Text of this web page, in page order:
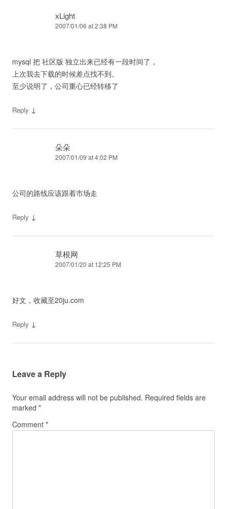
xLight
2007/01/06 at 2:38 PM
mysql 把 社区版 独立出来已经有一段时间了，
上次我去下载的时候差点找不到。
至少说明了，公司重心已经转移了
Reply ↓
朵朵
2007/01/09 at 4:02 PM
公司的路线应该跟着市场走
Reply ↓
草根网
2007/01/20 at 12:25 PM
好文，收藏至20ju.com
Reply ↓
Leave a Reply
Your email address will not be published. Required fields are
marked *
Comment *